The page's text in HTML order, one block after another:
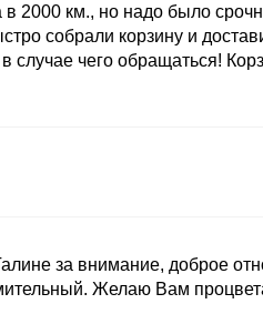
2000 км., но надо было
собрали корзину и
случае чего обращаться!
за внимание, доброе
Желаю Вам